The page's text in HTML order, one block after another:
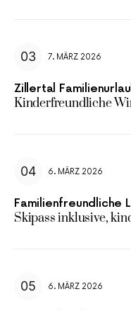
7. MÄRZ 2026
Zillertal
Kinderfreundliche
6. MÄRZ 2026
Familienfreundliche
Skipass inklusive,
6. MÄRZ 2026